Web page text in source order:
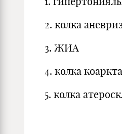
2. колка
3. ЖИА
4. колка
5. колка